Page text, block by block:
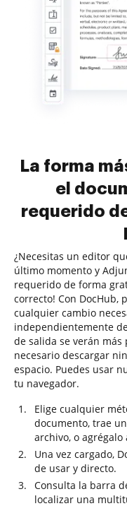
La forma
el
requerido
¿Necesitas un editor
último momento y
requerido de forma
correcto! Con DocHub,
cualquier cambio
independientemente
de salida se verán
necesario descargar
espacio. Puedes usar
tu navegador.
Elige cualquier
documento, trae
archivo, o agrégalo
Una vez cargado,
de usar y directo.
Consulta la barra
localizar una